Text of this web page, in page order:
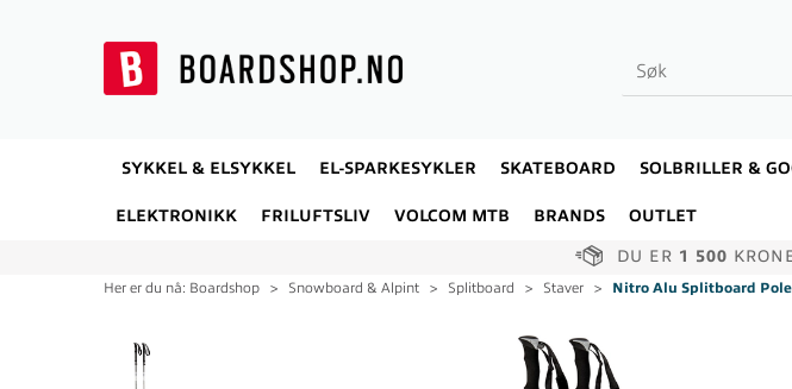
SYKKEL & ELSYKKEL EL-SPARKESYKLER SKATEBOARD SOLBRILLER &
ELEKTRONIKK FRILUFTSLIV VOLCOM MTB BRANDS OUTLET
DU ER 1 500
Her er du nå: Boardshop > Snowboard & Alpint > Splitboard > Staver > Nitro Alu Splitboard
36%